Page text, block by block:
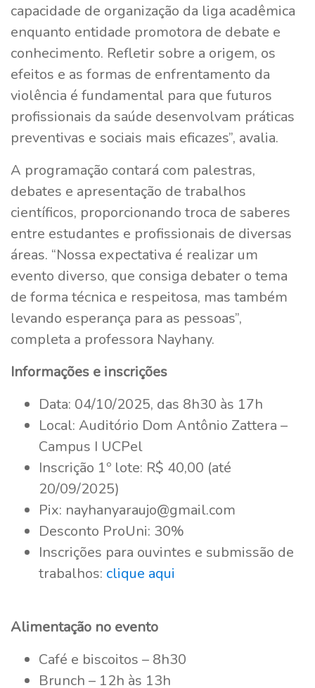
capacidade de organização da liga acadêmica
enquanto entidade promotora de debate e
conhecimento. Refletir sobre a origem, os
efeitos e as formas de enfrentamento da
violência é fundamental para que futuros
profissionais da saúde desenvolvam práticas
preventivas e sociais mais eficazes”, avalia.
A programação contará com palestras,
debates e apresentação de trabalhos
científicos, proporcionando troca de saberes
entre estudantes e profissionais de diversas
áreas. “Nossa expectativa é realizar um
evento diverso, que consiga debater o tema
de forma técnica e respeitosa, mas também
levando esperança para as pessoas”,
completa a professora Nayhany.
Informações e inscrições
Data: 04/10/2025, das 8h30 às 17h
Local: Auditório Dom Antônio Zattera –
Campus I UCPel
Inscrição 1º lote: R$ 40,00 (até
20/09/2025)
Pix: nayhanyaraujo@gmail.com
Desconto ProUni: 30%
Inscrições para ouvintes e submissão de
trabalhos: clique aqui
Alimentação no evento
Café e biscoitos – 8h30
Brunch – 12h às 13h